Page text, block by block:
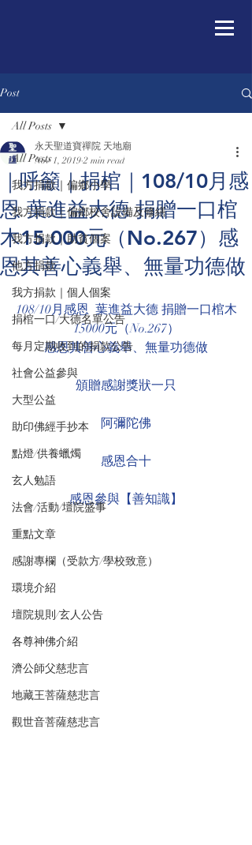
Post
All Posts
我方捐款｜偏鄉小學
我方捐款｜偏鄉校舍設備及修繕
我方捐款｜助貧個案
他方捐款
我方捐款｜個人個案
捐棺一口/大德名單公告
每月定期收到的捐款公告
社會公益參與
大型公益
助印佛經手抄本
點燈/供養蠟燭
玄人勉語
法會/活動/壇院盛事
重點文章
感謝專欄（受款方/學校致意）
環境介紹
壇院規則/玄人公告
各尊神佛介紹
濟公師父慈悲言
地藏王菩薩慈悲言
觀世音菩薩慈悲言
All Posts
｜呼籲｜捐棺｜108/10月感
恩 葉進益大德 捐贈一口棺
木15,000元（No.267）感
恩其善心義舉、無量功德做
永天聖道寶禪院 天地廟
Nov 1, 2019 2 min read
108/10月感恩  葉進益大德 捐贈一口棺木
15000元（No.267）
感恩其善心義舉、無量功德做
頒贈感謝獎狀一只
阿彌陀佛
感恩合十
感恩參與【善知識】